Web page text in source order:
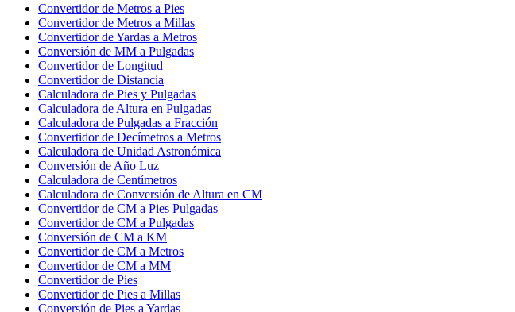
Convertidor de Metros a Pies
Convertidor de Metros a Millas
Convertidor de Yardas a Metros
Conversión de MM a Pulgadas
Convertidor de Longitud
Convertidor de Distancia
Calculadora de Pies y Pulgadas
Calculadora de Altura en Pulgadas
Calculadora de Pulgadas a Fracción
Convertidor de Decímetros a Metros
Calculadora de Unidad Astronómica
Conversión de Año Luz
Calculadora de Centímetros
Calculadora de Conversión de Altura en CM
Convertidor de CM a Pies Pulgadas
Convertidor de CM a Pulgadas
Conversión de CM a KM
Convertidor de CM a Metros
Convertidor de CM a MM
Convertidor de Pies
Convertidor de Pies a Millas
Conversión de Pies a Yardas